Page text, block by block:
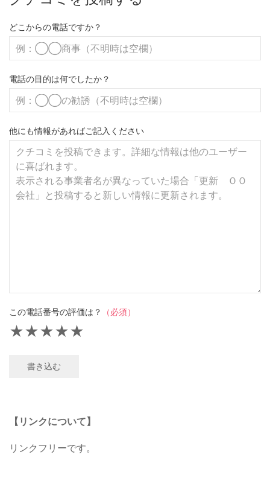
どこからの電話ですか？
電話の目的は何でしたか？
他にも情報があればご記入ください
この電話番号の評価は？ （必須）
★
★
★
★
★
書き込む
【リンクについて】
リンクフリーです。